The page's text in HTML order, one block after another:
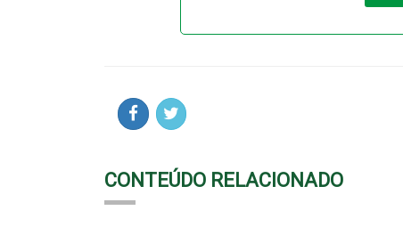
CONTEÚDO RELACIONADO